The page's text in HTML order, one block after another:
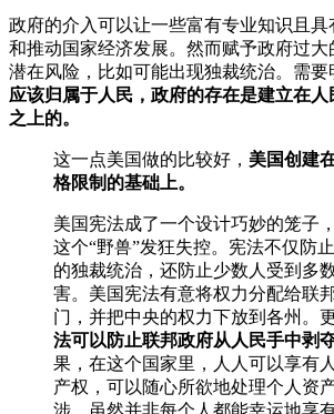
政府的介入可以让一些富有专业知识且
和推动国家经济发展。然而赋予政府过
潜在风险，比如可能出现独裁统治。需要
应该归属于人民，政府的存在是建立在
之上的。
这一点美国做的比较好， 美国创建
格限制的基础上。
美国宪法成了一个设计巧妙的笼子
这个“野兽”发狂失控。宪法不仅防
的独裁统治，还防止少数人受到多
害。美国宪法有意将权力分配给联
门，并把中央的权力下放到各州。
法可以防止联邦政府从人民手中剥
果，在这个国家里，人人可以享有
产权，可以随心所欲地处理个人资
涉。虽然并非每个人都能幸运地享